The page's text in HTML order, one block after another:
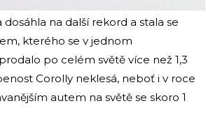
dosáhla na další rekord a stala se
kterého se v jednom
po celém světě více než 1,3
Corolly neklesá, neboť i v roce
autem na světě se skoro 1